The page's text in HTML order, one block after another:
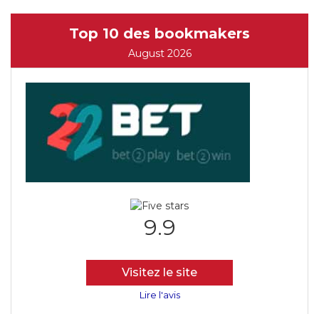
Top 10 des bookmakers
August 2026
9.9
Visitez le site
Lire l'avis